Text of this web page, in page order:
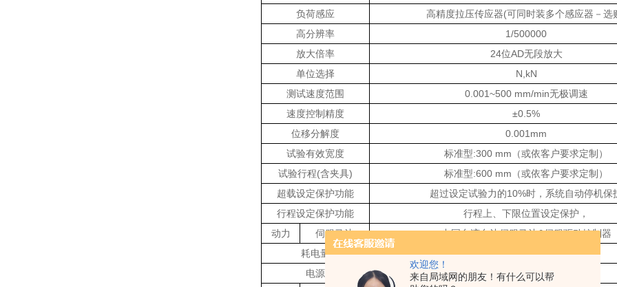
欢迎您！
来自局域网的朋友！有什么可以帮
负荷感应
高精度拉压传应器(可同时装多个感应器－选
高分辨率
1/500000
放大倍率
24位AD无段放大
单位选择
N,kN
测试速度范围
0.001~500 mm/min无极调速
速度控制精度
±0.5%
位移分解度
0.001mm
试验有效宽度
标准型:300 mm（或依客户要求定制）
试验行程(含夹具)
标准型:600 mm（或依客户要求定制）
超载设定保护功能
超过设定试验力的10%时，系统自动停机保
行程设定保护功能
行程上、下限位置设定保护，
动力
伺服马达
中国台湾台达伺服马达&伺服驱动控制器
耗电量
0.4kVA
电源
1ø,220 VAC,50/60 Hz